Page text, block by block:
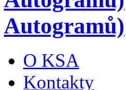
Autogramů)
O KSA
Kontakty